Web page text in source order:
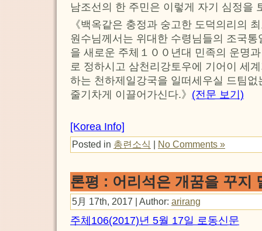
남조선의 한 주민은 이렇게 자기 심정을
《백옥같은 충정과 숭고한 도덕의리의
원수님께서는 위대한 수령님들의 조국
을 새로운 주체１００년대 민족의 운명
로 정하시고 삼천리강토우에 기어이 세
하는 천하제일강국을 일떠세우실 드팀
줄기차게 이끌어가신다.》 (전문 보기)
[Korea Info]
Posted in 총련소식 | No Comments »
론평 : 어리석은 개꿈을 꾸지
5月 17th, 2017 | Author: arirang
주체106(2017)년 5월 17일 로동신문